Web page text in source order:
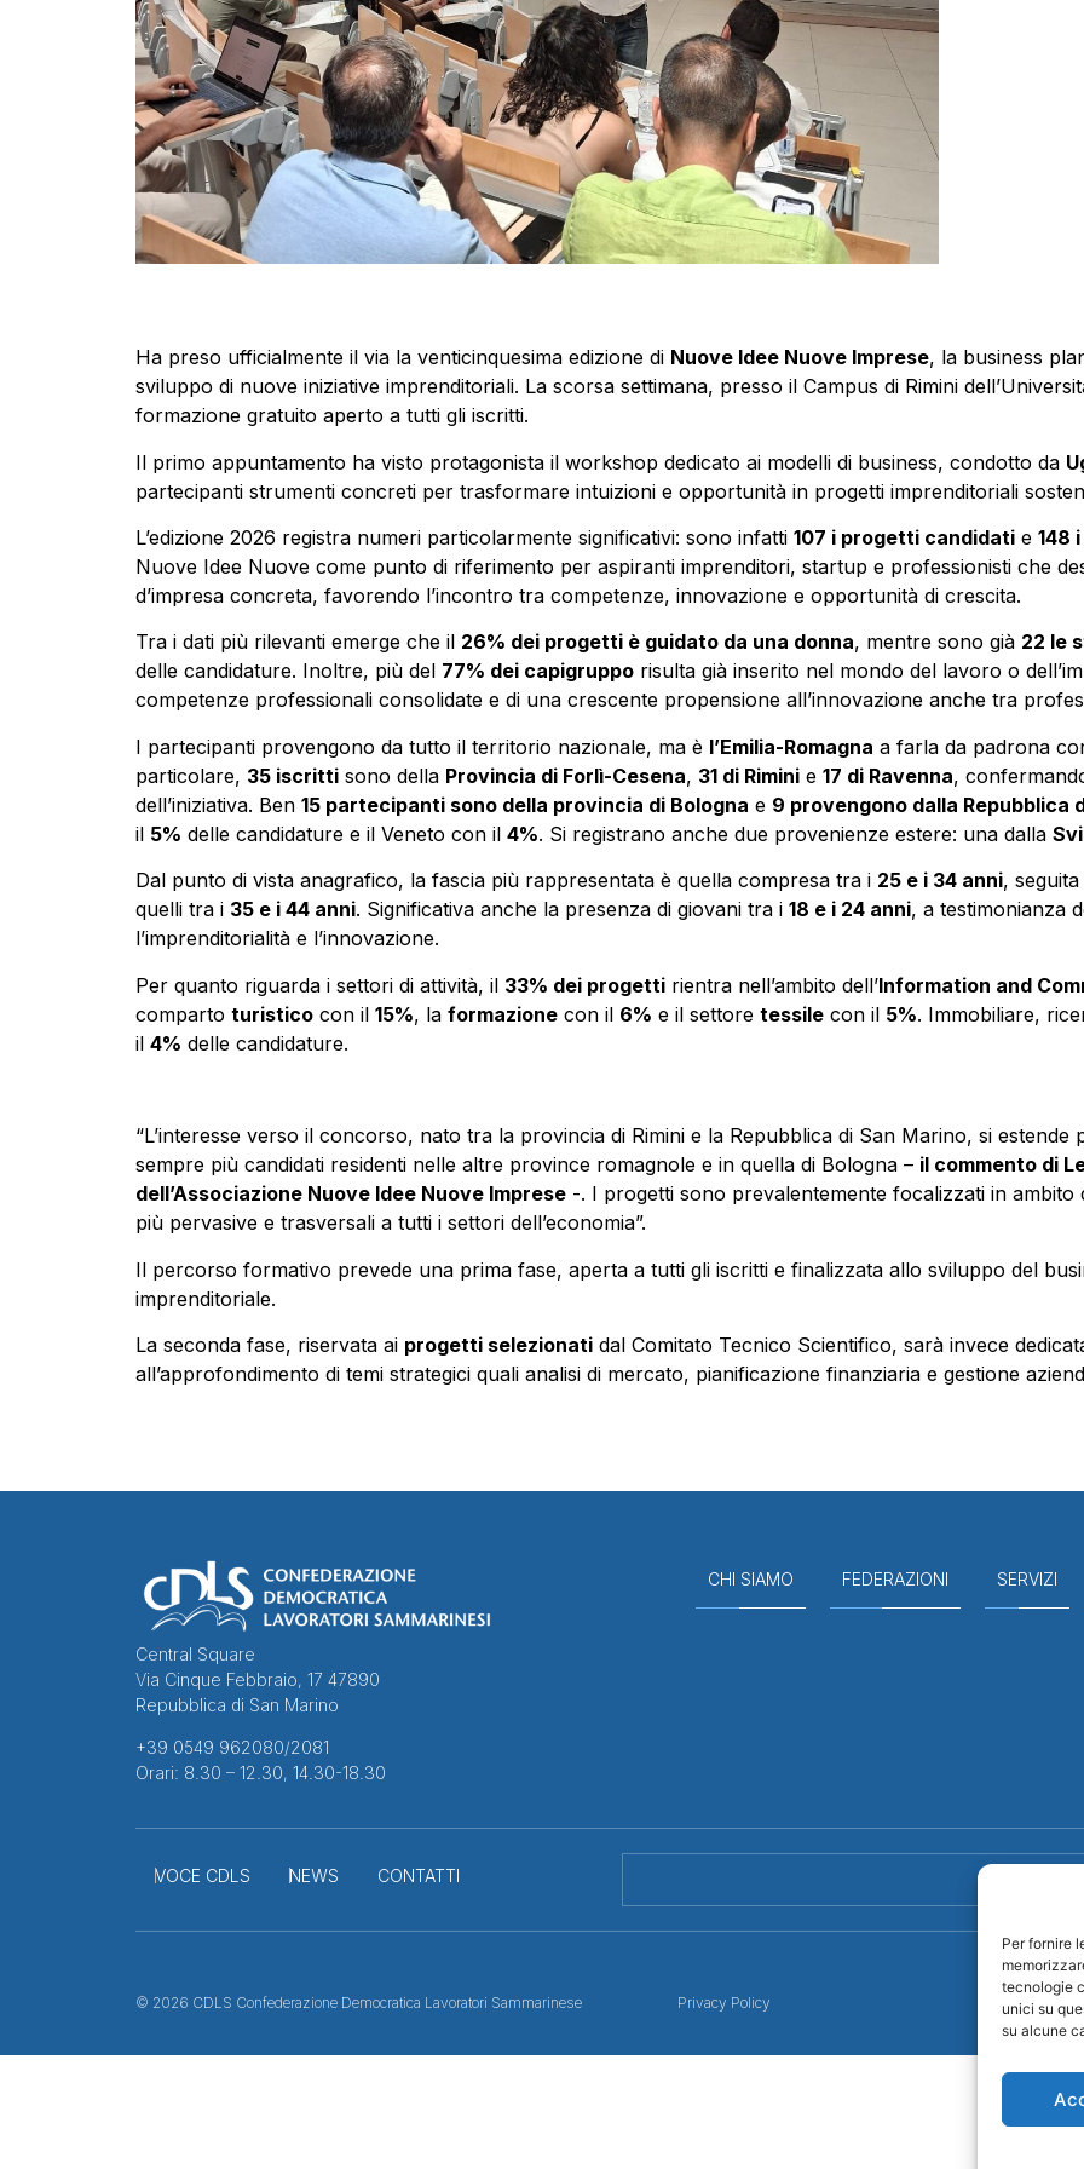
Per fornire
tecnologie
unici su
su alcune
Ha preso ufficialmente il via la venticinquesima edizione di Nuove Idee Nuove Imprese, la business
sviluppo di nuove iniziative imprenditoriali. La scorsa settimana, presso il Campus di Rimini
formazione gratuito aperto a tutti gli iscritti.
Il primo appuntamento ha visto protagonista il workshop dedicato ai modelli di business, condotto da
partecipanti strumenti concreti per trasformare intuizioni e opportunità in progetti imprenditoriali
L’edizione 2026 registra numeri particolarmente significativi: sono infatti 107 i progetti candidati e 148
Nuove Idee Nuove come punto di riferimento per aspiranti imprenditori, startup e professionisti che
d’impresa concreta, favorendo l’incontro tra competenze, innovazione e opportunità di crescita.
Tra i dati più rilevanti emerge che il 26% dei progetti è guidato da una donna, mentre sono già 22 le
delle candidature. Inoltre, più del 77% dei capigruppo risulta già inserito nel mondo del lavoro o
competenze professionali consolidate e di una crescente propensione all’innovazione anche tra
I partecipanti provengono da tutto il territorio nazionale, ma è l’Emilia-Romagna a farla da padrona
particolare, 35 iscritti sono della Provincia di Forlì-Cesena, 31 di Rimini e 17 di Ravenna,
dell’iniziativa. Ben 15 partecipanti sono della provincia di Bologna e 9 provengono dalla Repubblica
il 5% delle candidature e il Veneto con il 4%. Si registrano anche due provenienze estere: una dalla
Dal punto di vista anagrafico, la fascia più rappresentata è quella compresa tra i 25 e i 34 anni,
quelli tra i 35 e i 44 anni. Significativa anche la presenza di giovani tra i 18 e i 24 anni, a testimonianza
l’imprenditorialità e l’innovazione.
Per quanto riguarda i settori di attività, il 33% dei progetti rientra nell’ambito dell’Information and
comparto turistico con il 15%, la formazione con il 6% e il settore tessile con il 5%. Immobiliare,
il 4% delle candidature.
“L’interesse verso il concorso, nato tra la provincia di Rimini e la Repubblica di San Marino, si
sempre più candidati residenti nelle altre province romagnole e in quella di Bologna – il commento di
dell’Associazione Nuove Idee Nuove Imprese -. I progetti sono prevalentemente focalizzati in
più pervasive e trasversali a tutti i settori dell’economia”.
Il percorso formativo prevede una prima fase, aperta a tutti gli iscritti e finalizzata allo sviluppo del
imprenditoriale.
La seconda fase, riservata ai progetti selezionati dal Comitato Tecnico Scientifico, sarà invece
all’approfondimento di temi strategici quali analisi di mercato, pianificazione finanziaria e gestione
Central Square
Via Cinque Febbraio, 17 47890
Repubblica di San Marino
+39 0549 962080/2081
Orari: 8.30 – 12.30, 14.30-18.30
CHI SIAMO FEDERAZIONI SERVIZI
VOCE CDLS NEWS CONTATTI
© 2026 CDLS Confederazione Democratica Lavoratori Sammarinese Privacy Policy